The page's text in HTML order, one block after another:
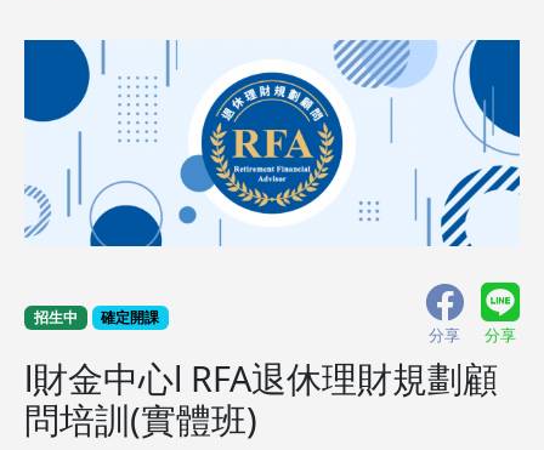
招生中 確定開課
分享 分享
l財金中心l RFA退休理財規劃顧
問培訓(實體班)